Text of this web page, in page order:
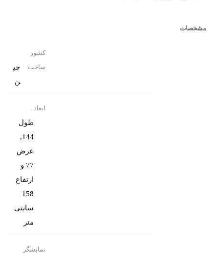
مشخصات
کشور
ساخت
چی
ن
ابعاد
طول
144,
عرض
77 و
ارتفاع
158
سانتی
متر
نمایشگر